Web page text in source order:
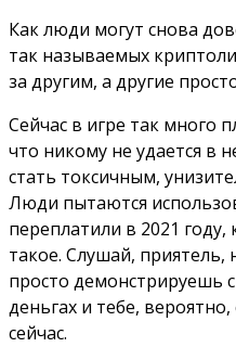
Как люди могут снова
так называемых
за другим, а другие
Сейчас в игре так много
что никому не удается в
стать токсичным,
Люди пытаются
переплатили в 2021 году,
такое. Слушай,
просто демонстрируешь
деньгах и тебе,
сейчас.